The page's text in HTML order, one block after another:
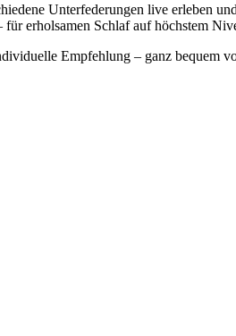
Unterfederungen live erleben
erholsamen Schlaf auf höchstem
Empfehlung – ganz bequem